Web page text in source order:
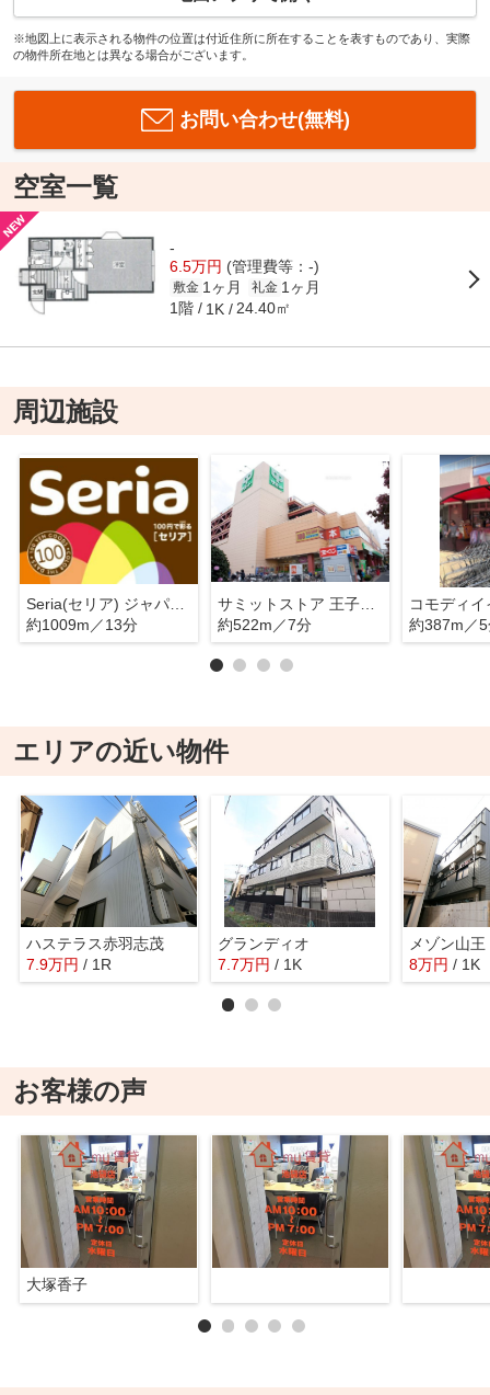
※地図上に表示される物件の位置は付近住所に所在することを表すものであり、実際
の物件所在地とは異なる場合がございます。
お問い合わせ(無料)
空室一覧
-
6.5万円 (管理費等：-)
敷金 1ヶ月 礼金 1ヶ月
1階 1K 24.40㎡
周辺施設
Seria(セリア) ジャパンミート王子店
約1009m／13分
サミットストア 王子桜田通り店
約522m／7分
約387m／
エリアの近い物件
ハステラス赤羽志茂
7.9万円 / 1R
グランディオ
7.7万円 / 1K
メゾン山王
8万円 / 1K
お客様の声
大塚香子